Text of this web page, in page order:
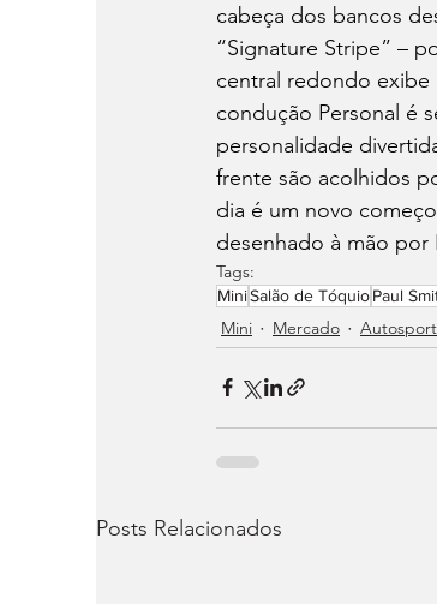
cabeça dos bancos
“Signature Stripe” –
central redondo exibe
condução Personal é
personalidade
frente são acolhidos
dia é um novo
desenhado à mão por
Tags:
MiniSalão de TóquioPaul
Mini Mercado Autosport
Posts Relacionados